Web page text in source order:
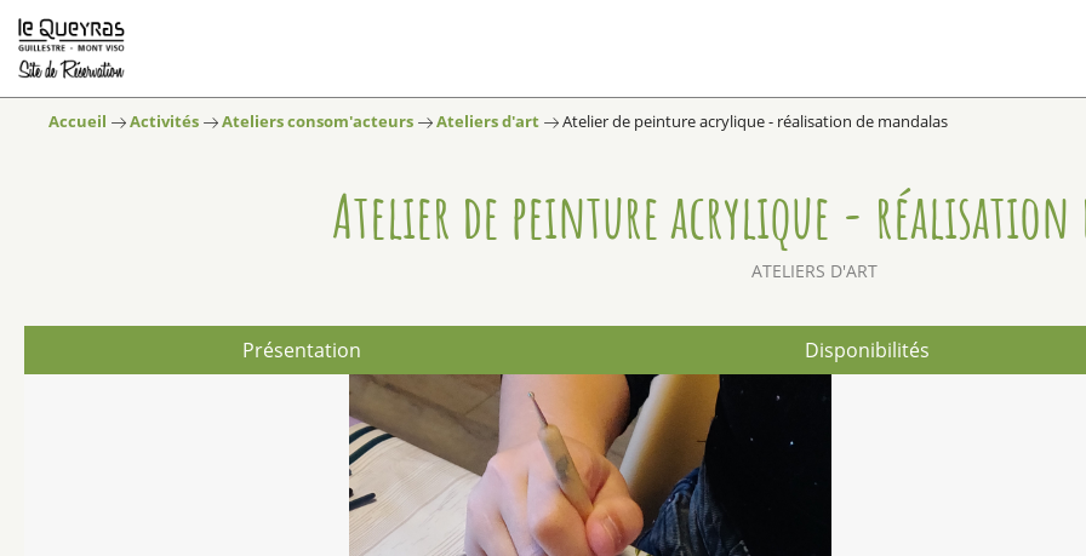
Accueil Activités Ateliers consom'acteurs Ateliers d'art Atelier de peinture acrylique - réalisation de mandalas
Atelier de peinture acrylique - réalisation
ATELIERS D'ART
Présentation Disponibilités